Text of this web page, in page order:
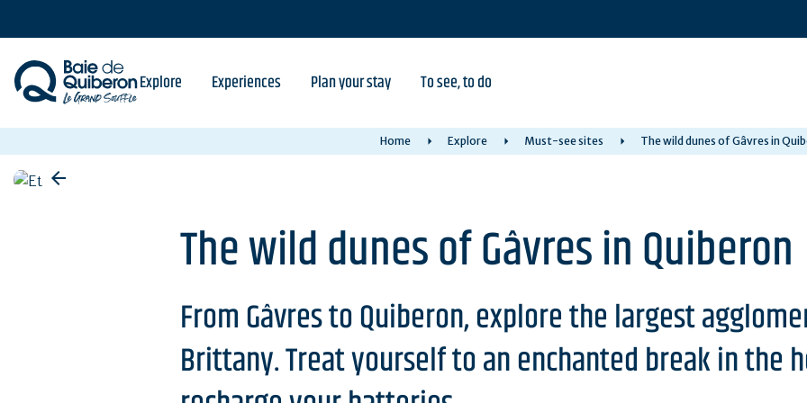
content
Explore Experiences Plan your stay To see, to do
Home Explore Must-see sites The wild dunes of Gâvres in
The wild dunes of Gâvres in Quiberon
From Gâvres to Quiberon, explore the largest
Brittany. Treat yourself to an enchanted break in the